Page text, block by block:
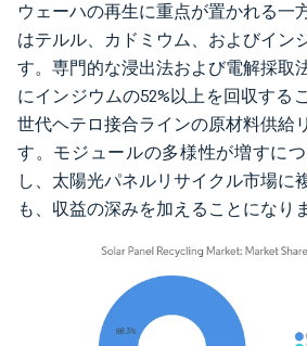
ウェーハの再生に重点が置かれる一
はテルル、カドミウム、およびイン
す。専門的な浸出法および電解採取
にインジウムの52%以上を回収する
世代ヘテロ接合ラインの原材料供給
す。モジュールの多様性が増すに
し、太陽光パネルリサイクル市場に
も、収益の深みを加えることになり